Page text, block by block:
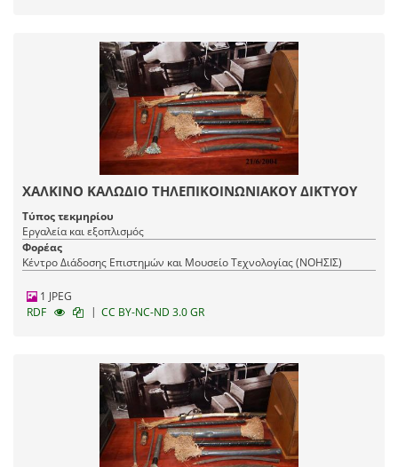
ΧΑΛΚΙΝΟ ΚΑΛΩΔΙΟ ΤΗΛΕΠΙΚΟΙΝΩΝΙΑΚΟΥ ΔΙΚΤΥΟΥ
Τύπος τεκμηρίου
Εργαλεία και εξοπλισμός
Φορέας
Κέντρο Διάδοσης Επιστημών και Μουσείο Τεχνολογίας (ΝΟΗΣΙΣ)
1 JPEG
RDF
| CC BY-NC-ND 3.0 GR